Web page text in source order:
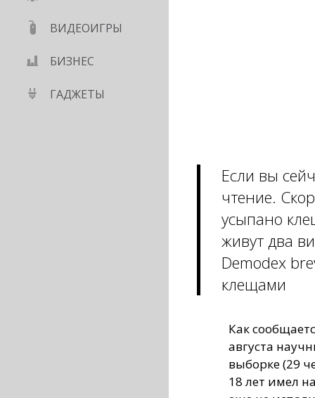
ВИДЕОИГРЫ
БИЗНЕС
ГАДЖЕТЫ
Если вы
чтение.
усыпано
живут два
Demodex
клещами
Как
августа
выборке (29
18 лет имел